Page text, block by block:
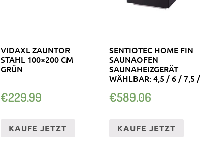
VIDAXL ZAUNTOR
STAHL 100×200 CM
GRÜN
€229.99
KAUFE JETZT
SENTIOTEC HOME FIN
SAUNAOFEN
SAUNAHEIZGERÄT
WÄHLBAR: 4,5 / 6 / 7,5 /
9 KW
€589.06
KAUFE JETZT